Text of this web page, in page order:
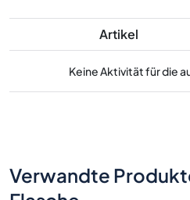
Artikel
Keine Aktivität für die
Verwandte